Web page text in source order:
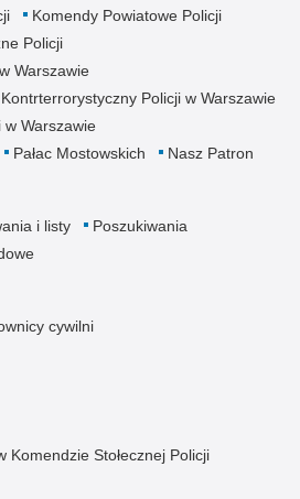
Komendy Powiatowe Policji
Policji
Warszawie
Policji w Warszawie
Warszawie
Pałac Mostowskich Nasz Patron
i listy
Poszukiwania
cywilni
Komendzie Stołecznej Policji